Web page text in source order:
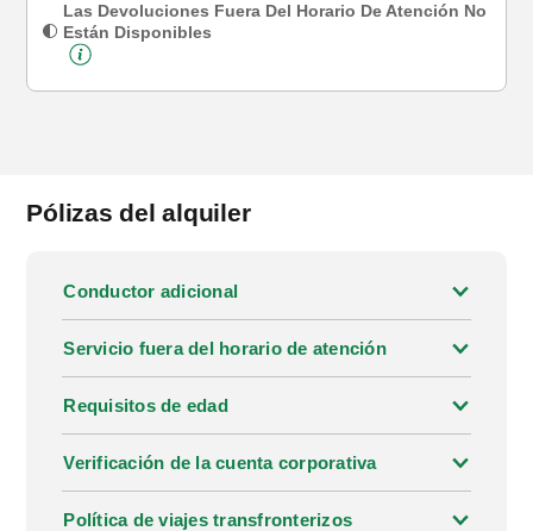
Las Devoluciones Fuera Del Horario De Atención No
Están Disponibles
Pólizas del alquiler
Conductor adicional
Servicio fuera del horario de atención
Requisitos de edad
Verificación de la cuenta corporativa
Política de viajes transfronterizos